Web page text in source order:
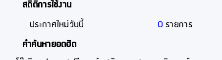
สถิติการใช้งาน
ประกาศใหม่วันนี้ 0 รายการ
คำค้นหายอดฮิต